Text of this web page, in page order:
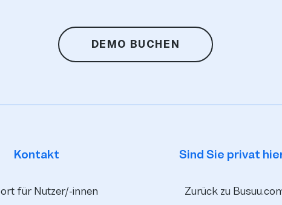
DEMO BUCHEN
Kontakt
für Nutzer/-innen
Sind Sie privat
Zurück zu